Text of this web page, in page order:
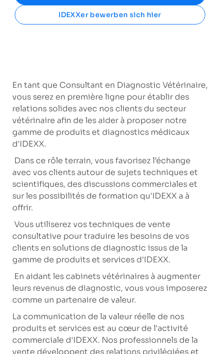
IDEXXer bewerben sich hier
En tant que Consultant en Diagnostic Vétérinaire,
vous serez en première ligne pour établir des
relations solides avec nos clients du secteur
vétérinaire afin de les aider à proposer notre
gamme de produits et diagnostics médicaux
d'IDEXX.
Dans ce rôle terrain, vous favorisez l’échange
avec vos clients autour de sujets techniques et
scientifiques, des discussions commerciales et
sur les possibilités de formation qu'IDEXX a à
offrir.
Vous utiliserez vos techniques de vente
consultative pour traduire les besoins de vos
clients en solutions de diagnostic issus de la
gamme de produits et services d'IDEXX.
En aidant les cabinets vétérinaires à augmenter
leurs revenus de diagnostic, vous vous imposerez
comme un partenaire de valeur.
La communication de la valeur réelle de nos
produits et services est au cœur de l'activité
commerciale d'IDEXX. Nos professionnels de la
vente développent des relations privilégiées et